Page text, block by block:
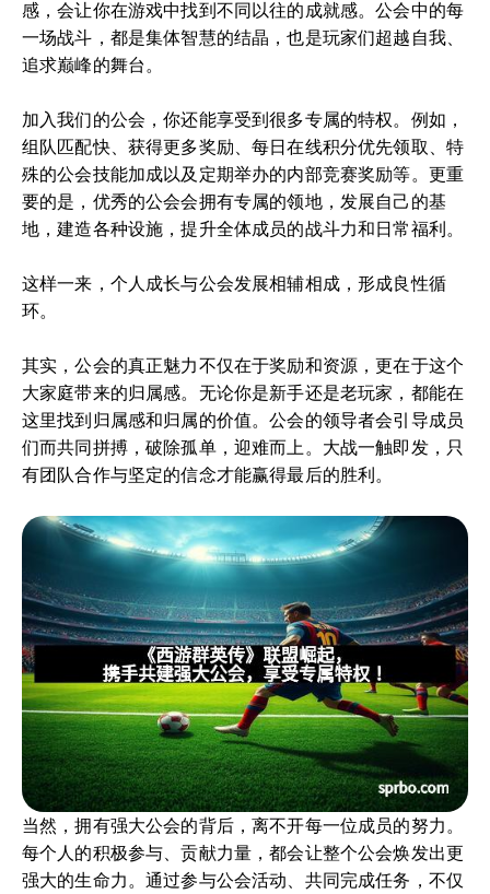
感，会让你在游戏中找到不同以往的成就感。公会中的每
一场战斗，都是集体智慧的结晶，也是玩家们超越自我、
追求巅峰的舞台。
加入我们的公会，你还能享受到很多专属的特权。例如，
组队匹配快、获得更多奖励、每日在线积分优先领取、特
殊的公会技能加成以及定期举办的内部竞赛奖励等。更重
要的是，优秀的公会会拥有专属的领地，发展自己的基
地，建造各种设施，提升全体成员的战斗力和日常福利。
这样一来，个人成长与公会发展相辅相成，形成良性循
环。
其实，公会的真正魅力不仅在于奖励和资源，更在于这个
大家庭带来的归属感。无论你是新手还是老玩家，都能在
这里找到归属感和归属的价值。公会的领导者会引导成员
们而共同拼搏，破除孤单，迎难而上。大战一触即发，只
有团队合作与坚定的信念才能赢得最后的胜利。
当然，拥有强大公会的背后，离不开每一位成员的努力。
每个人的积极参与、贡献力量，都会让整个公会焕发出更
强大的生命力。通过参与公会活动、共同完成任务，不仅